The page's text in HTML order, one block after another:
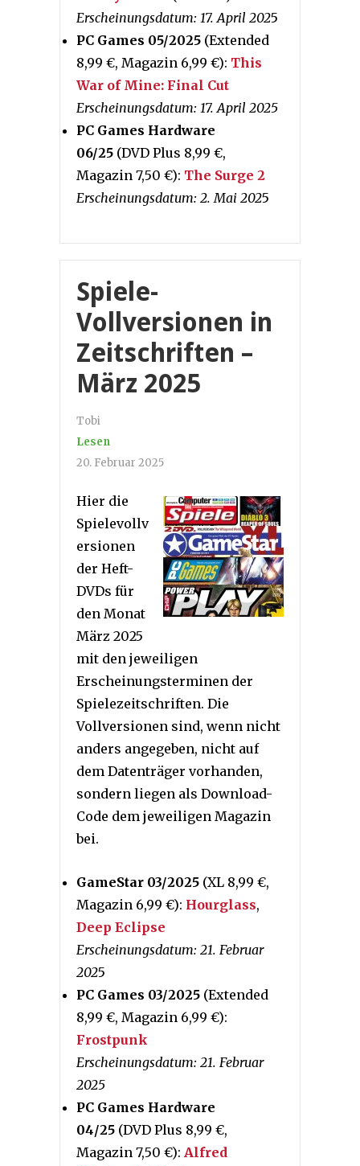
Erscheinungsdatum: 17. April 2025
PC Games 05/2025 (Extended
8,99 €, Magazin 6,99 €): This
War of Mine: Final Cut
Erscheinungsdatum: 17. April 2025
PC Games Hardware
06/25 (DVD Plus 8,99 €,
Magazin 7,50 €): The Surge 2
Erscheinungsdatum: 2. Mai 2025
Spiele-
Vollversionen in
Zeitschriften –
März 2025
Tobi
Lesen
20. Februar 2025
Hier die
Spielevollv
ersionen
der Heft-
DVDs für
den Monat
März 2025
mit den jeweiligen
Erscheinungsterminen der
Spielezeitschriften. Die
Vollversionen sind, wenn nicht
anders angegeben, nicht auf
dem Datenträger vorhanden,
sondern liegen als Download-
Code dem jeweiligen Magazin
bei.
GameStar 03/2025 (XL 8,99 €,
Magazin 6,99 €): Hourglass,
Deep Eclipse
Erscheinungsdatum: 21. Februar
2025
PC Games 03/2025 (Extended
8,99 €, Magazin 6,99 €):
Frostpunk
Erscheinungsdatum: 21. Februar
2025
PC Games Hardware
04/25 (DVD Plus 8,99 €,
Magazin 7,50 €): Alfred